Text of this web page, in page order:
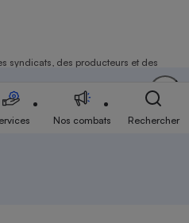
nous comptons sur
votre
syndicats, des producteurs et des
Nos combats Rechercher